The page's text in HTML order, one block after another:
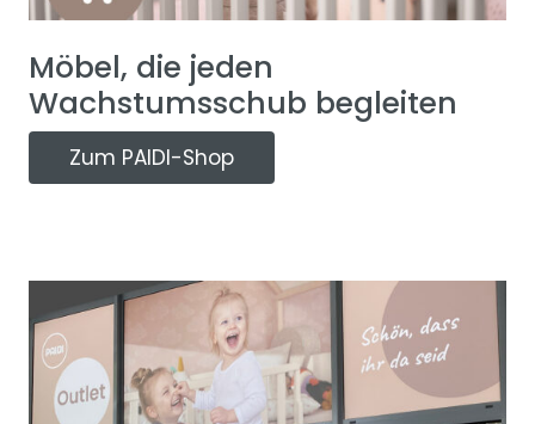
Möbel, die jeden
Wachstumsschub begleiten
Zum PAIDI-Shop